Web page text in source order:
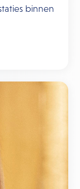
binnen